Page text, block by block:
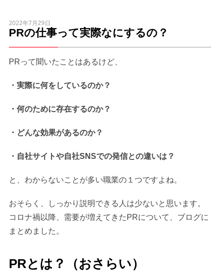
2022年7月29日
PRの仕事って実際なにするの？
PRって聞いたことはあるけど、
・実際に何をしているのか？
・何のために存在するのか？
・どんな効果があるのか？
・自社サイトや自社SNSでの発信との違いは？
と、わからないことが多い職業の１つですよね。
おそらく、しっかり説明できる人は少ないと思います。
コロナ禍以降、需要が増えてきたPRについて、ブログに
まとめました。
PRとは？（おさらい）